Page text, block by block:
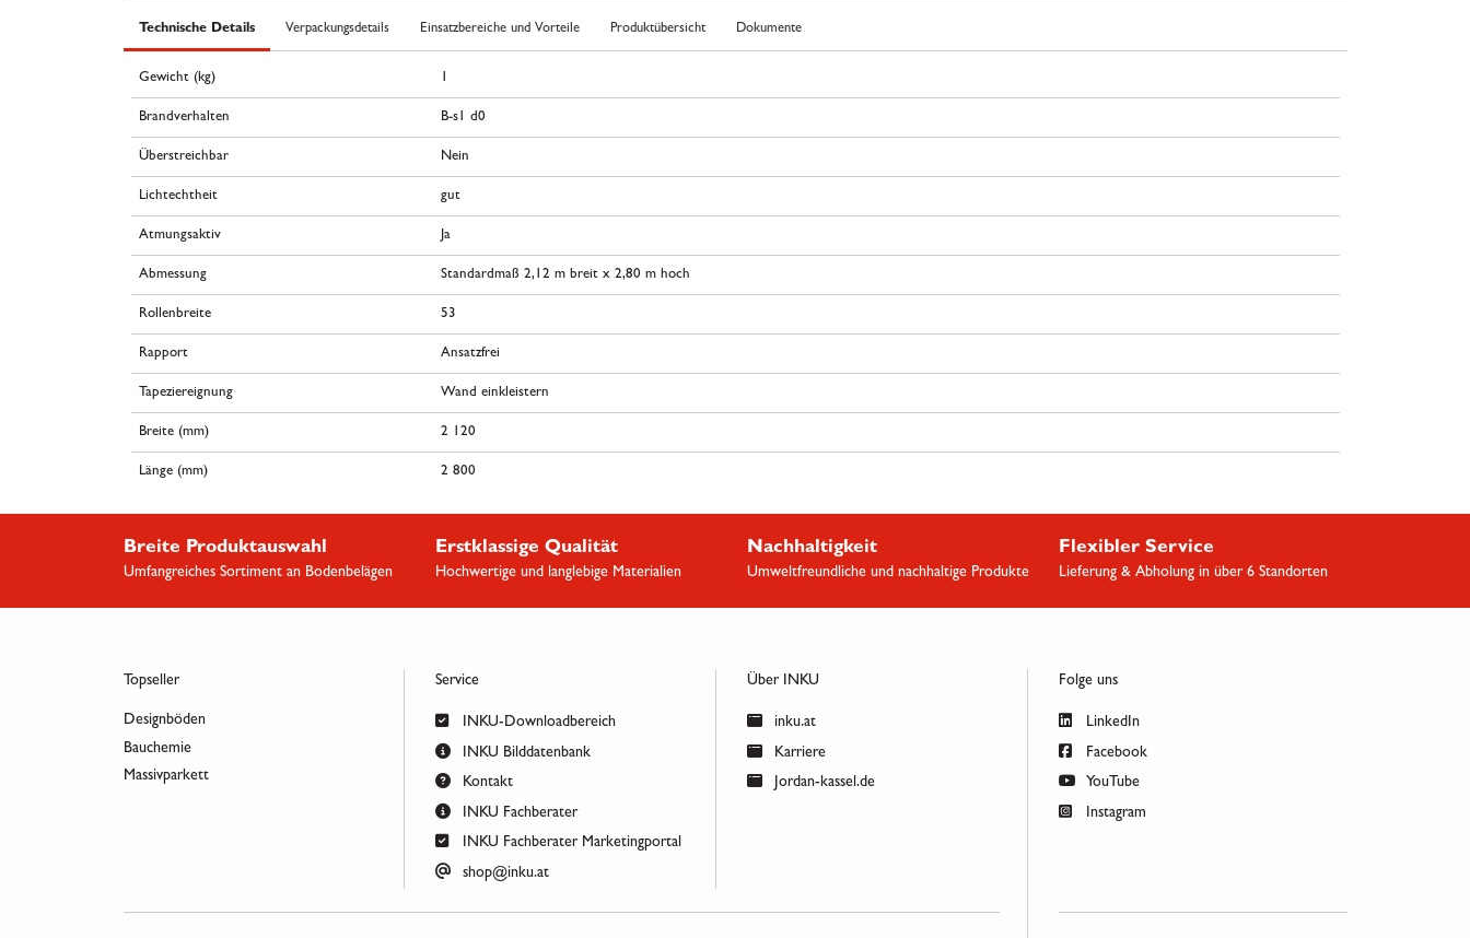
Technische Details Verpackungsdetails Einsatzbereiche und Vorteile Produktübersicht Dokumente
Gewicht (kg) 1
Brandverhalten B-s1 d0
Überstreichbar Nein
Lichtechtheit gut
Atmungsaktiv Ja
Abmessung Standardmaß 2,12 m breit x 2,80 m hoch
Rollenbreite 53
Rapport Ansatzfrei
Tapeziereignung Wand einkleistern
Breite (mm) 2 120
Länge (mm) 2 800
Breite Produktauswahl
Umfangreiches Sortiment an Bodenbelägen
Erstklassige Qualität
Hochwertige und langlebige Materialien
Nachhaltigkeit
Umweltfreundliche und nachhaltige Produkte
Flexibler Service
Lieferung & Abholung in über 6 Standorten
Topseller
Designböden
Bauchemie
Massivparkett
Service
INKU-Downloadbereich
INKU Bilddatenbank
Kontakt
INKU Fachberater
INKU Fachberater Marketingportal
shop@inku.at
Über INKU
inku.at
Karriere
Jordan-kassel.de
Folge uns
LinkedIn
Facebook
YouTube
Instagram